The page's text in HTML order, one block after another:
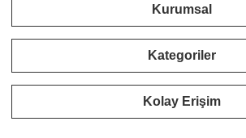
Kurumsal
Kategoriler
Kolay Erişim